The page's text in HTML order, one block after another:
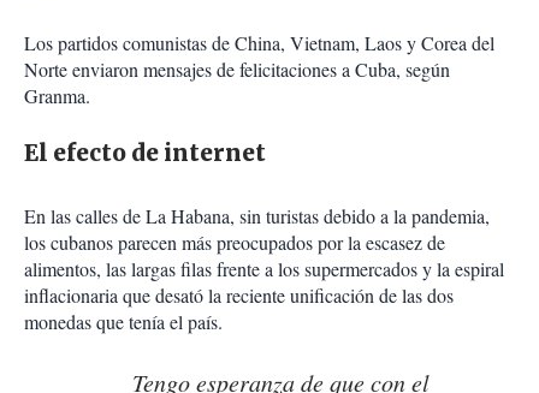
Los partidos comunistas de China, Vietnam, Laos y Corea del
Norte enviaron mensajes de felicitaciones a Cuba, según
Granma.
El efecto de internet
En las calles de La Habana, sin turistas debido a la pandemia,
los cubanos parecen más preocupados por la escasez de
alimentos, las largas filas frente a los supermercados y la espiral
inflacionaria que desató la reciente unificación de las dos
monedas que tenía el país.
Tengo esperanza de que con el